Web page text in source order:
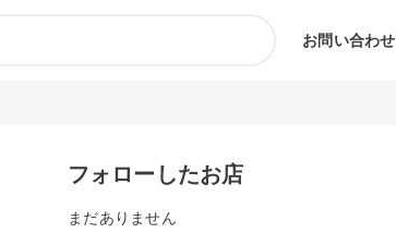
お問い合わせ
フォローしたお店
まだありません